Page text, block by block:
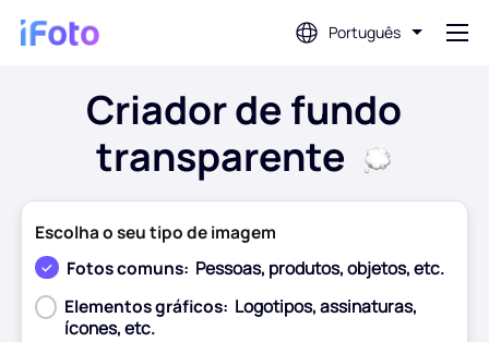
Português
Conecte-se
Editor de fotos com IA
Removedor de fundo
Melhorador de fotos
Criador de fundo
transparente
Escolha o seu tipo de imagem
Fotos comuns: Pessoas, produtos, objetos, etc.
Elementos gráficos: Logotipos, assinaturas,
ícones, etc.